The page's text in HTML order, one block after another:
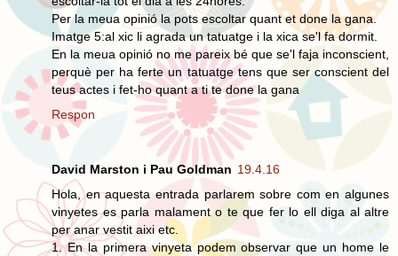
Per la meua opinió la pots escoltar quant et done la gana.
Imatge 5:al xic li agrada un tatuatge i la xica se'l fa dormit.
En la meua opinió no me pareix bé que se'l faja inconscient,
perquè per ha ferte un tatuatge tens que ser conscient del
teus actes i fet-ho quant a ti te done la gana
Respon
David Marston i Pau Goldman 19.4.16
Hola, en aquesta entrada parlarem sobre com en algunes
vinyetes es parla malament o te que fer lo ell diga al altre
per anar vestit aixi etc.
1. En la primera vinyeta podem observar que un home le